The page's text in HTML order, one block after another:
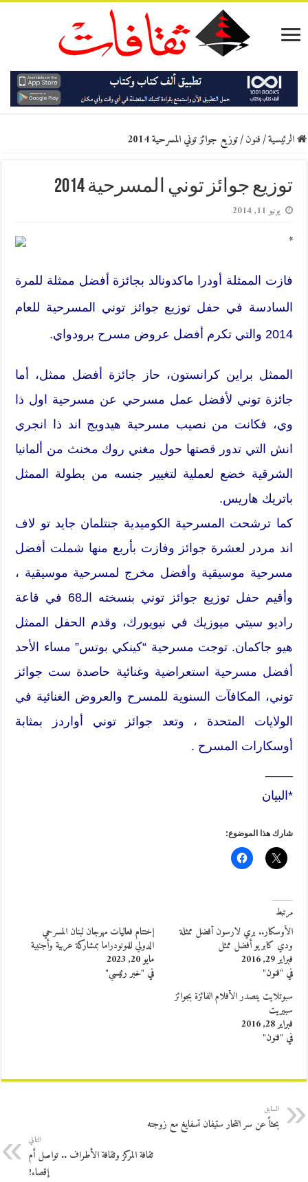
الرئيسية/فنون/توزيع جوائز توني المسرحية 2014
توزيع جوائز توني المسرحية 2014
يونيو 11, 2014
*
فازت الممثلة أودرا ماكدونالد بجائزة أفضل ممثلة للمرة
السادسة في حفل توزيع جوائز توني المسرحية للعام
2014 والتي تكرم أفضل عروض مسرح برودواي.
الممثل براين كرانستون، حاز جائزة أفضل ممثل، أما
جائزة توني لأفضل عمل مسرحي عن مسرحية اول ذا
وي، فكانت من نصيب مسرحية هيدويج اند ذا انجري
انش التي تدور قصتها حول مغني روك مخنث من ألمانيا
الشرقية خضع لعملية لتغيير جنسه من بطولة الممثل
باتريك هاريس.
كما ترشحت المسرحية الكوميدية جنتلمان جايد تو لاف
اند مردر لعشرة جوائز وفازت بأربع منها شملت أفضل
مسرحية موسيقية وأفضل مخرج لمسرحية موسيقية ،
وأقيم حفل توزيع جوائز توني بنسخته الـ68 في قاعة
راديو سيتي ميوزيك في نيويورك، وقدم الحفل الممثل
هيو جاكمان. توجت مسرحية “كينكي بوتس” مساء الأحد
أفضل مسرحية استعراضية وغنائية حاصدة ست جوائز
توني، المكافآت السنوية للمسرح والعروض الغنائية في
الولايات المتحدة ، وتعد جوائز توني أواردز بمثابة
أوسكارات المسرح .
*البيان
شارك هذا الموضوع:
مرتبط
الأوسكار.. بري لارسون أفضل ممثلة
ودي كابريو أفضل ممثل
فبراير 29, 2016
في "فنون"
إختتام فعاليات مهرجان لبنان المسرحي
الدولي للمونودراما بمشاركة عربية وأجنبية
مايو 20, 2023
في "خبر رئيسي"
سبوتلايت يتصدر الأفلام الفائزة بجوائز
سبيريت
فبراير 28, 2016
في "فنون"
السابق
بحثاً عن سر انتحار ستيفان تسفايغ مع زوجته
التالي
ثقافة المركز وثقافة الأطراف .. تواصل أم
إقصاء!